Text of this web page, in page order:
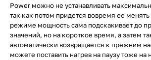
Power можно не устанавливать
так как потом придется вовремя ее
режиме мощность сама подскакивает до
значений, но на короткое время, а затем
автоматически возвращается к прежним
можете поставить нагрев на паузу тоже на